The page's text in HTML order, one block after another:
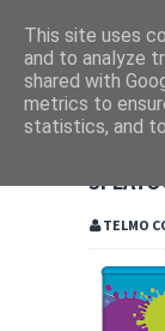
TELMO
This site uses
and to analyze
shared with
metrics to
statistics, and